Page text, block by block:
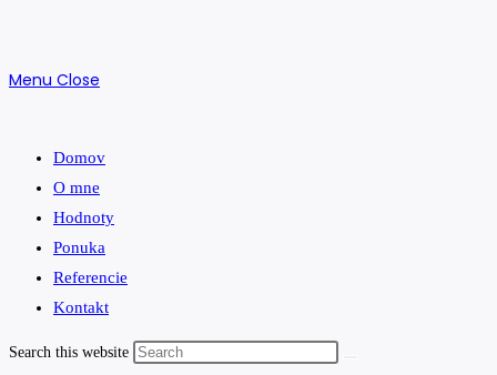
Menu Close
Domov
O mne
Hodnoty
Ponuka
Referencie
Kontakt
Search this website